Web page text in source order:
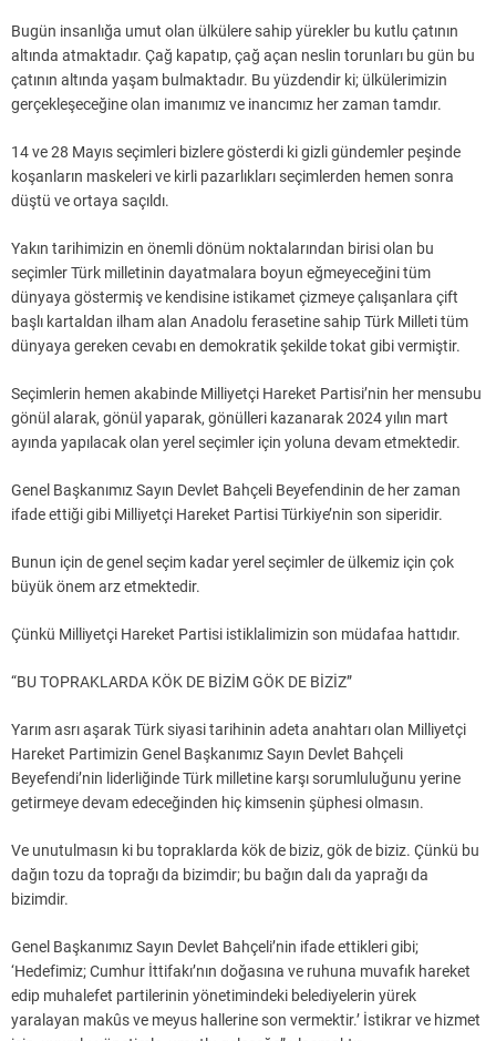
Bugün insanlığa umut olan ülkülere sahip yürekler bu kutlu çatının
altında atmaktadır. Çağ kapatıp, çağ açan neslin torunları bu gün bu
çatının altında yaşam bulmaktadır. Bu yüzdendir ki; ülkülerimizin
gerçekleşeceğine olan imanımız ve inancımız her zaman tamdır.
14 ve 28 Mayıs seçimleri bizlere gösterdi ki gizli gündemler peşinde
koşanların maskeleri ve kirli pazarlıkları seçimlerden hemen sonra
düştü ve ortaya saçıldı.
Yakın tarihimizin en önemli dönüm noktalarından birisi olan bu
seçimler Türk milletinin dayatmalara boyun eğmeyeceğini tüm
dünyaya göstermiş ve kendisine istikamet çizmeye çalışanlara çift
başlı kartaldan ilham alan Anadolu ferasetine sahip Türk Milleti tüm
dünyaya gereken cevabı en demokratik şekilde tokat gibi vermiştir.
Seçimlerin hemen akabinde Milliyetçi Hareket Partisi’nin her mensubu
gönül alarak, gönül yaparak, gönülleri kazanarak 2024 yılın mart
ayında yapılacak olan yerel seçimler için yoluna devam etmektedir.
Genel Başkanımız Sayın Devlet Bahçeli Beyefendinin de her zaman
ifade ettiği gibi Milliyetçi Hareket Partisi Türkiye’nin son siperidir.
Bunun için de genel seçim kadar yerel seçimler de ülkemiz için çok
büyük önem arz etmektedir.
Çünkü Milliyetçi Hareket Partisi istiklalimizin son müdafaa hattıdır.
“BU TOPRAKLARDA KÖK DE BİZİM GÖK DE BİZİZ”
Yarım asrı aşarak Türk siyasi tarihinin adeta anahtarı olan Milliyetçi
Hareket Partimizin Genel Başkanımız Sayın Devlet Bahçeli
Beyefendi’nin liderliğinde Türk milletine karşı sorumluluğunu yerine
getirmeye devam edeceğinden hiç kimsenin şüphesi olmasın.
Ve unutulmasın ki bu topraklarda kök de biziz, gök de biziz. Çünkü bu
dağın tozu da toprağı da bizimdir; bu bağın dalı da yaprağı da
bizimdir.
Genel Başkanımız Sayın Devlet Bahçeli’nin ifade ettikleri gibi;
‘Hedefimiz; Cumhur İttifakı’nın doğasına ve ruhuna muvafık hareket
edip muhalefet partilerinin yönetimindeki belediyelerin yürek
yaralayan makûs ve meyus hallerine son vermektir.’ İstikrar ve hizmet